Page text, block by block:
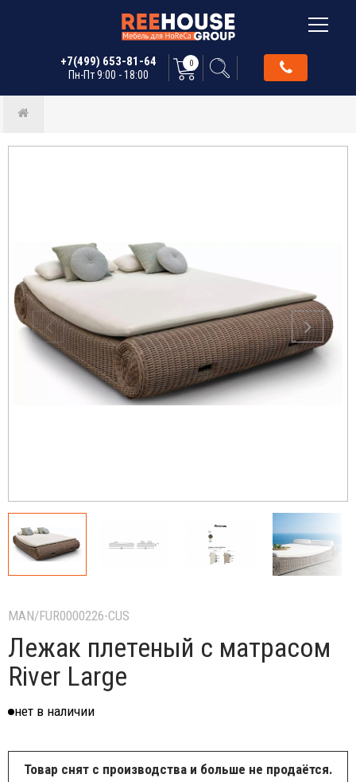
+7(499) 653-81-64
Пн-Пт 9:00 - 18:00
0
MAN/FUR0000226-CUS
Лежак плетеный с матрасом
River Large
нет в наличии
Товар снят с производства и больше не продаётся.